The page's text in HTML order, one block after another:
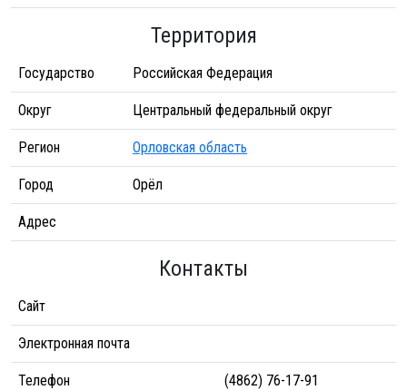
Территория
Государство Российская Федерация
Округ Центральный федеральный округ
Регион Орловская область
Город Орёл
Адрес
Контакты
Сайт
Электронная почта
Телефон (4862) 76-17-91